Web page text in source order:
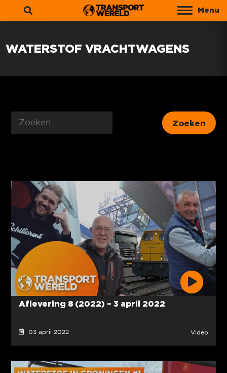
Menu
WATERSTOF VRACHTWAGENS
Aflevering 8 (2022) – 3 april 2022
03 april 2022 Video